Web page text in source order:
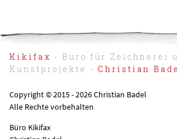
Kikifax - Büro für Zeichnerei
Kunstprojekte -Christian
Copyright © 2015 - 2026 Christian Badel
Alle Rechte vorbehalten
Büro Kikifax